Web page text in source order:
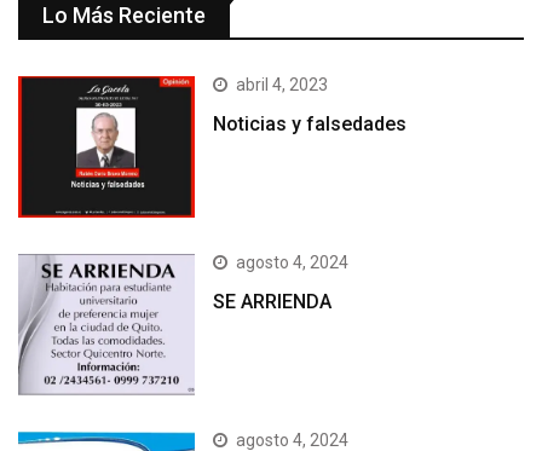
Lo Más Reciente
abril 4, 2023
Noticias y falsedades
agosto 4, 2024
SE ARRIENDA
agosto 4, 2024